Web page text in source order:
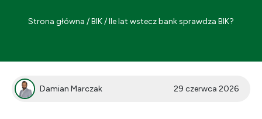
Strona główna /BIK/Ile lat wstecz bank sprawdza BIK?
Damian Marczak 29 czerwca 2026